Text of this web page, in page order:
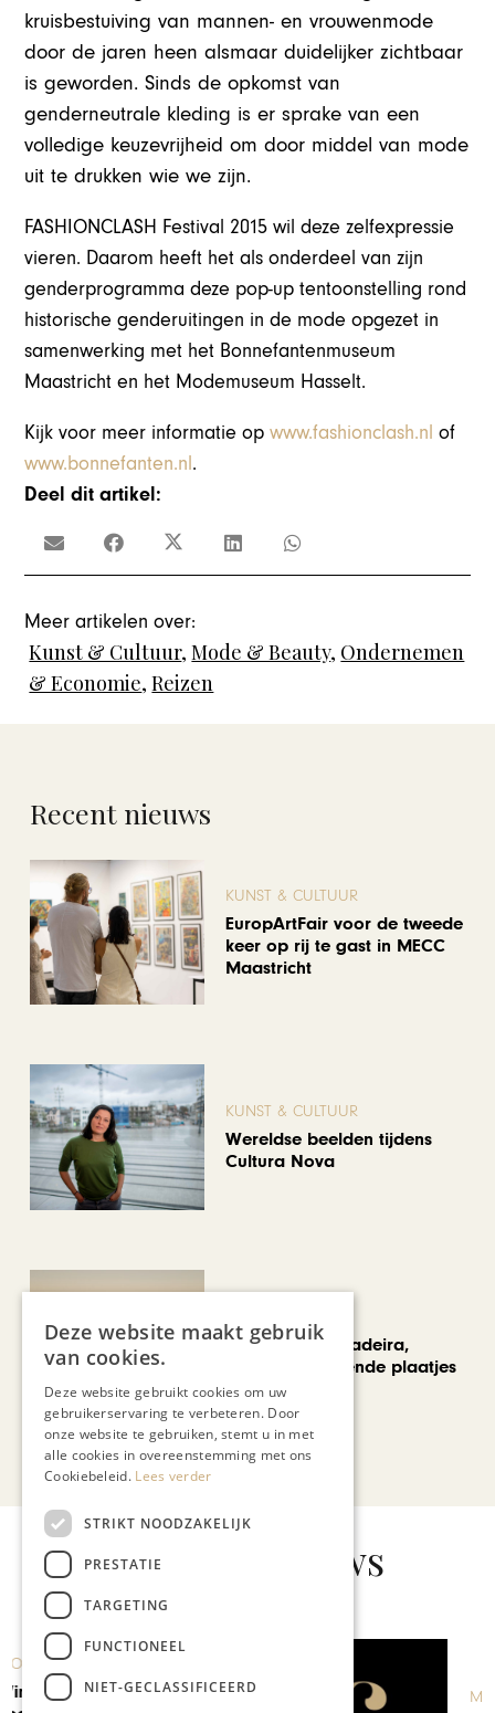
kruisbestuiving van mannen- en vrouwenmode
door de jaren heen alsmaar duidelijker zichtbaar
is geworden. Sinds de opkomst van
genderneutrale kleding is er sprake van een
volledige keuzevrijheid om door middel van mode
uit te drukken wie we zijn.
FASHIONCLASH Festival 2015 wil deze zelfexpressie
vieren. Daarom heeft het als onderdeel van zijn
genderprogramma deze pop-up tentoonstelling rond
historische genderuitingen in de mode opgezet in
samenwerking met het Bonnefantenmuseum
Maastricht en het Modemuseum Hasselt.
Kijk voor meer informatie opwww.fashionclash.nl of
www.bonnefanten.nl.
Deel dit artikel:
Meer artikelen over:
Kunst & Cultuur,Mode & Beauty, Ondernemen
& Economie,Reizen
Recent nieuws
KUNST & CULTUUR
EuropArtFair voor de tweede
keer op rij te gast in MECC
Maastricht
KUNST & CULTUUR
Wereldse beelden tijdens
Cultura Nova
Een week op Madeira,
voorbij de bekende plaatjes
Bekijk alle artikelen
Gerelateerd nieuws
MODE & BEAUTY
Deze website maakt gebruik
van cookies.
Deze website gebruikt cookies om uw
gebruikerservaring te verbeteren. Door
onze website te gebruiken, stemt u in met
alle cookies in overeenstemming met ons
Cookiebeleid. Lees verder
STRIKT NOODZAKELIJK
PRESTATIE
TARGETING
FUNCTIONEEL
NIET-GECLASSIFICEERD